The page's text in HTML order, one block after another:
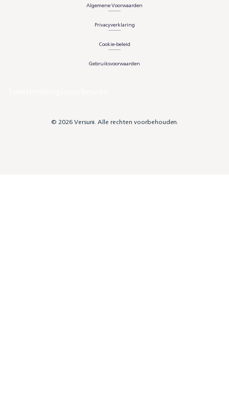
Algemene Voorwaarden
Privacyverklaring
Cookie-beleid
Gebruiksvoorwaarden
© 2026 Versuni. Alle rechten voorbehouden.